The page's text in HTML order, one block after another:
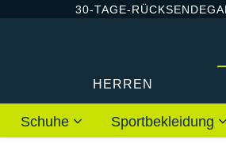
30-TAGE-
HERREN
Schuhe Sportbekleidung